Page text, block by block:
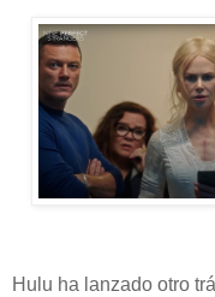
Hulu ha lanzado otro